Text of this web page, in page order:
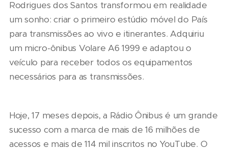
Rodrigues dos Santos transformou em realidade
um sonho: criar o primeiro estúdio móvel do País
para transmissões ao vivo e itinerantes. Adquiriu
um micro-ônibus Volare A6 1999 e adaptou o
veículo para receber todos os equipamentos
necessários para as transmissões.
Hoje, 17 meses depois, a Rádio Ônibus é um grande
sucesso com a marca de mais de 16 milhões de
acessos e mais de 114 mil inscritos no YouTube. O